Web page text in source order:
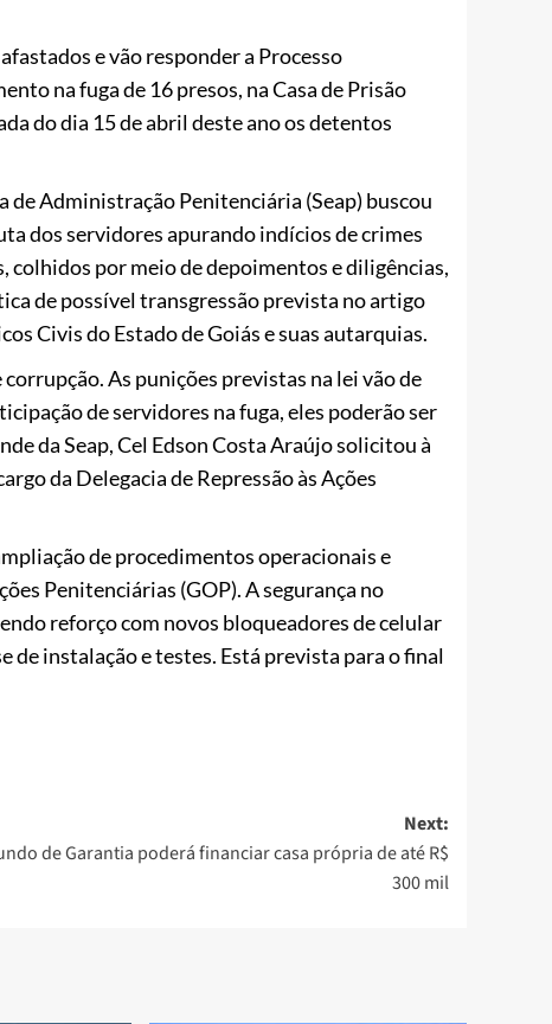
e vão responder a Processo
na fuga de 16 presos, na Casa de Prisão
do dia 15 de abril deste ano os detentos
Administração Penitenciária (Seap) buscou
dos servidores apurando indícios de crimes
por meio de depoimentos e diligências,
de possível transgressão prevista no artigo
Civis do Estado de Goiás e suas autarquias.
As punições previstas na lei vão de
de servidores na fuga, eles poderão ser
da Seap, Cel Edson Costa Araújo solicitou à
da Delegacia de Repressão às Ações
de procedimentos operacionais e
Penitenciárias (GOP). A segurança no
reforço com novos bloqueadores de celular
de instalação e testes. Está prevista para o final
Next:
de Garantia poderá financiar casa própria de até R$
300 mil